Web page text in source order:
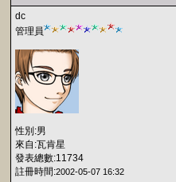
dc
管理員
性別:男
來自:瓦肯星
發表總數:11734
註冊時間:2002-05-07 16:32